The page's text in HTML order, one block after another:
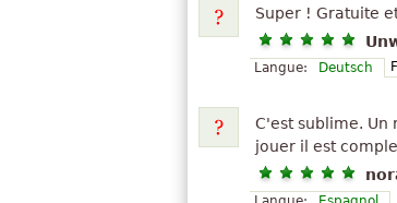
Super ! Gratuite
Langue: Deutsch
C'est sublime. Un
jouer il est